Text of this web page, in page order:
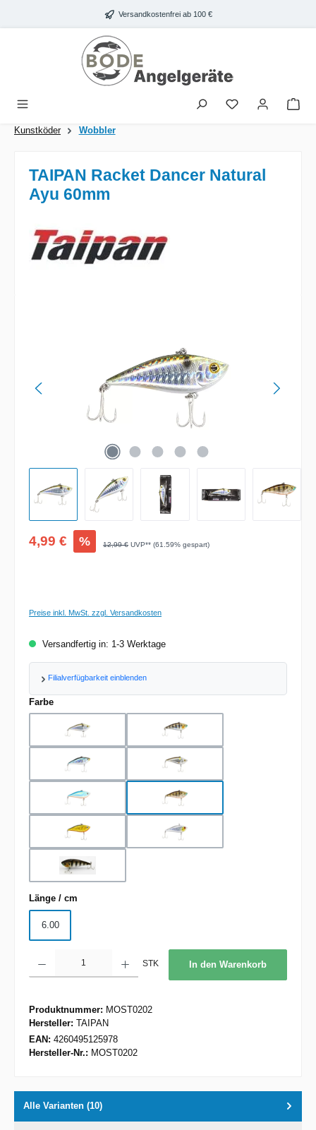
Zum Hauptinhalt springen Versandkostenfrei ab 100 €
Kunstköder Wobbler
TAIPAN Racket Dancer Natural
Ayu 60mm
Verkaufspreis:
4,99 € % Regulärer Preis:
12,99 € UVP** (61.59% gespart)
Preise inkl. MwSt. zzgl. Versandkosten
Versandfertig in: 1-3 Werktage
Filialverfügbarkeit einblenden
Farbeauswählen
Ayu Metallic Chrome Blue
Ghost US Perch Gold Shiner
Natural Natural Ayu
Pearl Shiner Pearl White
US Perch
Länge / cm
6.00
STK In den Warenkorb
Produktnummer: MOST0202
Hersteller: TAIPAN
EAN: 4260495125978
Hersteller-Nr.: MOST0202
Alle Varianten (10)